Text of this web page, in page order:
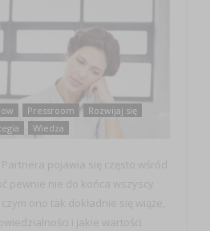
Pressroom
Rozwijaj się
Wiedza
pojawia się często wśród
pewnie nie do końca wszyscy
ono tak dokładnie się wiąże,
i jakie wartości